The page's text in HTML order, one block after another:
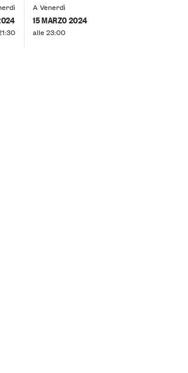
A Venerdì
15 MARZO 2024
alle 23:00